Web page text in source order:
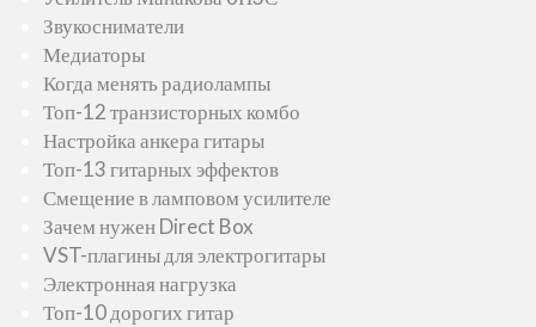
Звукосниматели
Медиаторы
Когда менять радиолампы
Топ-12 транзисторных комбо
Настройка анкера гитары
Топ-13 гитарных эффектов
Смещение в ламповом усилителе
Зачем нужен Direct Box
VST-плагины для электрогитары
Электронная нагрузка
Топ-10 дорогих гитар